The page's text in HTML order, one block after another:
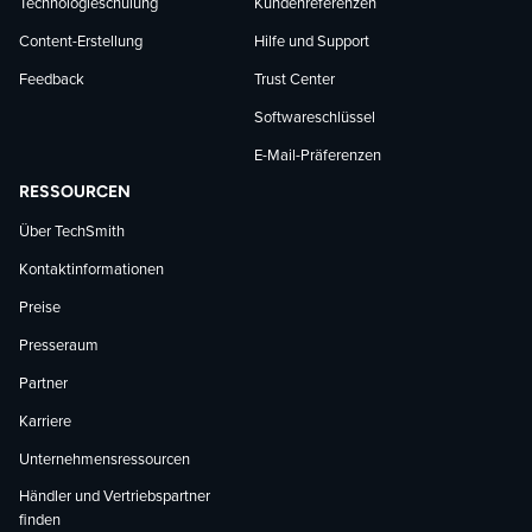
Technologieschulung
Content-Erstellung
Feedback
Kundenreferenzen
Hilfe und Support
Trust Center
Softwareschlüssel
E-Mail-Präferenzen
RESSOURCEN
Über TechSmith
Kontaktinformationen
Preise
Presseraum
Partner
Karriere
Unternehmensressourcen
Händler und Vertriebspartner
finden